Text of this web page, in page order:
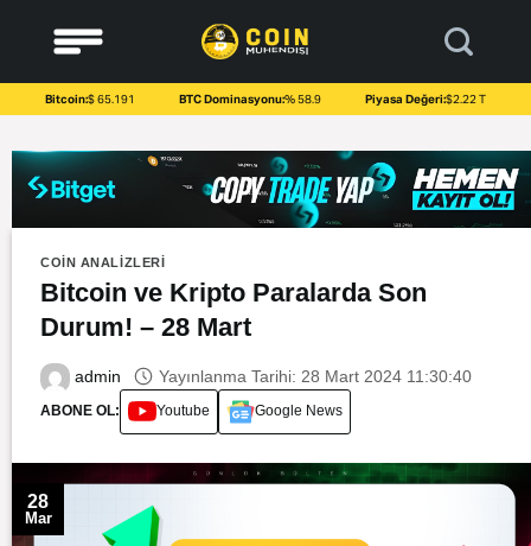
content
Bitcoin:$ 65.191 BTC Dominasyonu:% 58.9 Piyasa Değeri:$2.22 T
COIN ANALIZLERI
Bitcoin ve Kripto Paralarda Son
Durum! – 28 Mart
admin Yayınlanma Tarihi: 28 Mart 2024 11:30:40
ABONE OL: Youtube Google News
28
Mar